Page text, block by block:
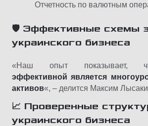
Отчетность по валютным
🛡️ Эффективные схемы
украинского бизнеса
«Наш опыт показывает,
эффективной является
активов«, – делится Максим
📈 Проверенные
украинского бизнеса